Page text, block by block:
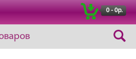
0 - 0р.